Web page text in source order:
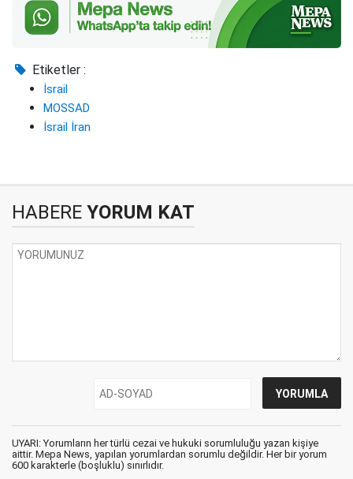
Etiketler :
İsrail
MOSSAD
İsrail İran
HABERE YORUM KAT
UYARI: Yorumların her türlü cezai ve hukuki sorumluluğu yazan kişiye
aittir. Mepa News, yapılan yorumlardan sorumlu değildir. Her bir yorum
600 karakterle (boşluklu) sınırlıdır.